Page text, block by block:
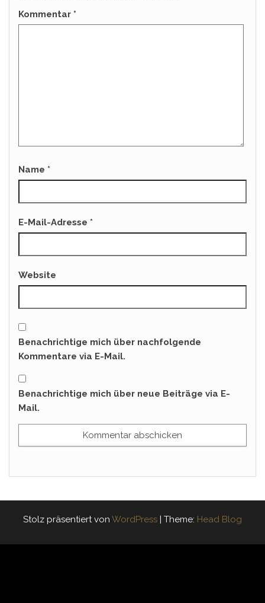
Kommentar *
Name *
E-Mail-Adresse *
Website
Benachrichtige mich über nachfolgende
Kommentare via E-Mail.
Benachrichtige mich über neue Beiträge via E-
Mail.
Stolz präsentiert von WordPress | Theme: Head Blog